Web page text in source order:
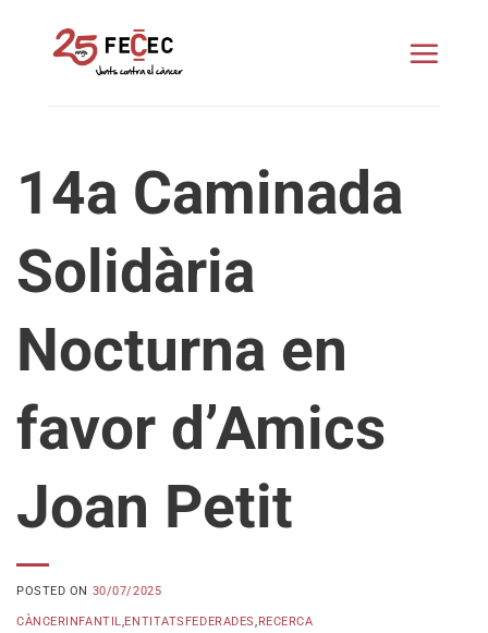
14a Caminada
Solidària
Nocturna en
favor d’Amics
Joan Petit
POSTED ON 30/07/2025
CÀNCERINFANTIL,ENTITATSFEDERADES,RECERCA